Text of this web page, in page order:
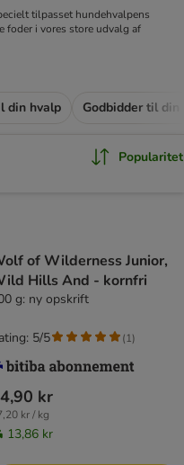
tilpasset hundehvalpens
i vores store udvalg af
din hvalp Godbidder til din
Popularitet
of Wilderness Junior,
Hills And - kornfri
g: ny opskrift
kr
kr / kg
13,86 kr
5/5 (1)